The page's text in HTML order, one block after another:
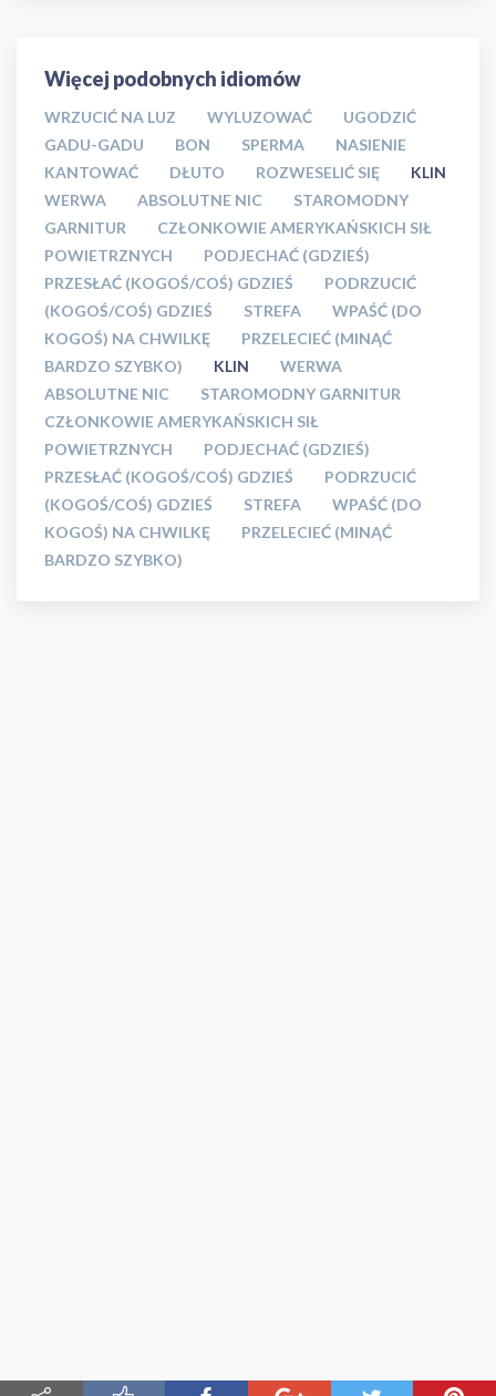
Więcej podobnych idiomów
WRZUCIĆ NA LUZ WYLUZOWAĆ
UGODZIĆ
GADU-GADU
BON SPERMA
NASIENIE
KANTOWAĆ
DŁUTO ROZWESELIĆ SIĘ
KLIN
WERWA
ABSOLUTNE NIC
STAROMODNY
GARNITUR
CZŁONKOWIE AMERYKAŃSKICH SIŁ
POWIETRZNYCH
PODJECHAĆ (GDZIEŚ)
PRZESŁAĆ (KOGOŚ/COŚ) GDZIEŚ
PODRZUCIĆ
(KOGOŚ/COŚ) GDZIEŚ
STREFA
WPAŚĆ (DO
KOGOŚ) NA CHWILKĘ
PRZELECIEĆ (MINĄĆ
BARDZO SZYBKO)
KLIN
WERWA
ABSOLUTNE NIC
STAROMODNY GARNITUR
CZŁONKOWIE AMERYKAŃSKICH SIŁ
POWIETRZNYCH
PODJECHAĆ (GDZIEŚ)
PRZESŁAĆ (KOGOŚ/COŚ) GDZIEŚ
PODRZUCIĆ
(KOGOŚ/COŚ) GDZIEŚ
STREFA
WPAŚĆ (DO
KOGOŚ) NA CHWILKĘ
PRZELECIEĆ (MINĄĆ
BARDZO SZYBKO)